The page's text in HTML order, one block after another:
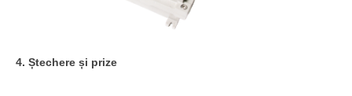
4. Ștechere și prize